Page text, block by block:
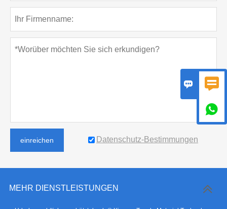
einreichen Datenschutz-Bestimmungen
MEHR DIENSTLEISTUNGEN
 
